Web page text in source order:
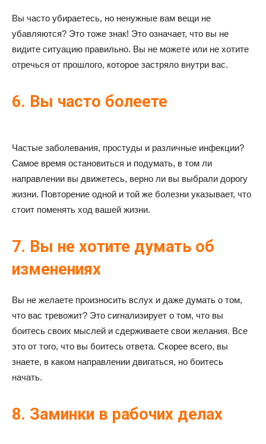
Вы часто убираетесь, но ненужные вам вещи не
убавляются? Это тоже знак! Это означает, что вы не
видите ситуацию правильно. Вы не можете или не хотите
отречься от прошлого, которое застряло внутри вас.
6. Вы часто болеете
Частые заболевания, простуды и различные инфекции?
Самое время остановиться и подумать, в том ли
направлении вы движетесь, верно ли вы выбрали дорогу
жизни. Повторение одной и той же болезни указывает, что
стоит поменять ход вашей жизни.
7. Вы не хотите думать об
изменениях
Вы не желаете произносить вслух и даже думать о том,
что вас тревожит? Это сигнализирует о том, что вы
боитесь своих мыслей и сдерживаете свои желания. Все
это от того, что вы боитесь ответа. Скорее всего, вы
знаете, в каком направлении двигаться, но боитесь
начать.
8. Заминки в рабочих делах